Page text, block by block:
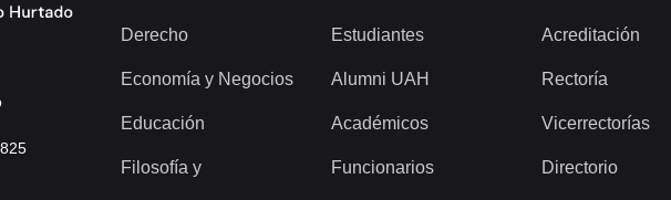
Derecho
Economía y Negocios
Educación
Filosofía y
Estudiantes
Alumni UAH
Académicos
Funcionarios
Acreditación
Rectoría
Vicerrectorías
Directorio